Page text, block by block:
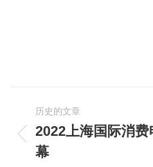
章
历史的文章
历
史
2022上海国际消
幕